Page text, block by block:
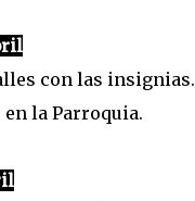
con las insignias.
la Parroquia.